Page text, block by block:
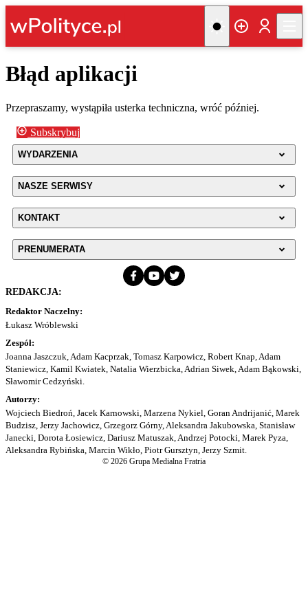
Błąd aplikacji
Przepraszamy, wystąpiła usterka techniczna, wróć później.
Subskrybuj
WYDARZENIA
NASZE SERWISY
KONTAKT
PRENUMERATA
REDAKCJA:
Redaktor Naczelny:
Łukasz Wróblewski
Zespół:
Joanna Jaszczuk, Adam Kacprzak, Tomasz Karpowicz, Robert Knap, Adam
Staniewicz, Kamil Kwiatek, Natalia Wierzbicka, Adrian Siwek, Adam Bąkowski,
Sławomir Cedzyński.
Autorzy:
Wojciech Biedroń, Jacek Karnowski, Marzena Nykiel, Goran Andrijanić, Marek
Budzisz, Jerzy Jachowicz, Grzegorz Górny, Aleksandra Jakubowska, Stanisław
Janecki, Dorota Łosiewicz, Dariusz Matuszak, Andrzej Potocki, Marek Pyza,
Aleksandra Rybińska, Marcin Wikło, Piotr Gursztyn, Jerzy Szmit.
© 2026 Grupa Medialna Fratria